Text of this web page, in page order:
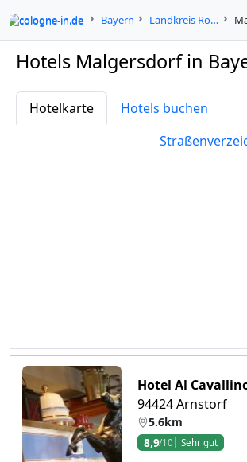
cologne-in.de Bayern Landkreis Rottal-Inn
Hotels Malgersdorf in
Hotelkarte
Hotels buchen
Hotel Al
94424 Arnstorf
5.6km
8,9/10 Sehr gut